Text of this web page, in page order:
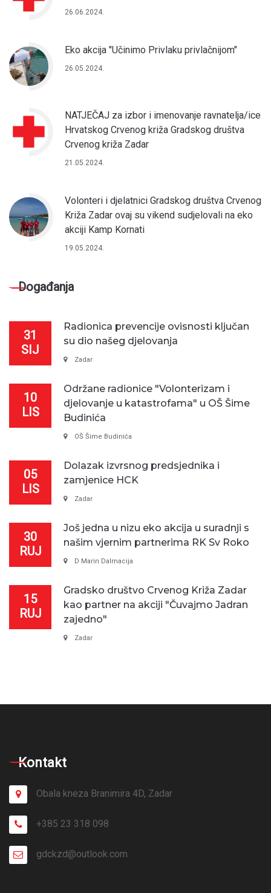
26.06.2024.
Eko akcija "Učinimo Privlaku privlačnijom"
26.05.2024.
NATJEČAJ za izbor i imenovanje ravnatelja/ice
Hrvatskog Crvenog križa Gradskog društva
Crvenog križa Zadar
21.05.2024.
Volonteri i djelatnici Gradskog društva Crvenog
Križa Zadar ovaj su vikend sudjelovali na eko
akciji Kamp Kornati
19.05.2024.
Događanja
31
SIJ
Radionica prevencije ovisnosti ključan
su dio našeg djelovanja
Zadar
10
LIS
Održane radionice "Volonterizam i
djelovanje u katastrofama" u OŠ Šime
Budinića
OŠ Šime Budinića
05
LIS
Dolazak izvrsnog predsjednika i
zamjenice HCK
Zadar
30
RUJ
Još jedna u nizu eko akcija u suradnji s
našim vjernim partnerima RK Sv Roko
D Marin Dalmacija
15
RUJ
Gradsko društvo Crvenog Križa Zadar
kao partner na akciji "Čuvajmo Jadran
zajedno"
Zadar
Kontakt
Obala kneza Branimira 4D, Zadar
+385 23 318 098
gdckzd@outlook.com